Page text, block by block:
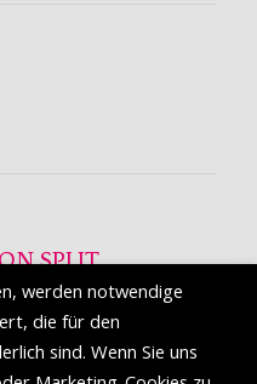
SPLIT
Einkaufsziel mit
einer Reihe von
in Split erscheinen.
werden notwendige
die für den
sind. Wenn Sie uns